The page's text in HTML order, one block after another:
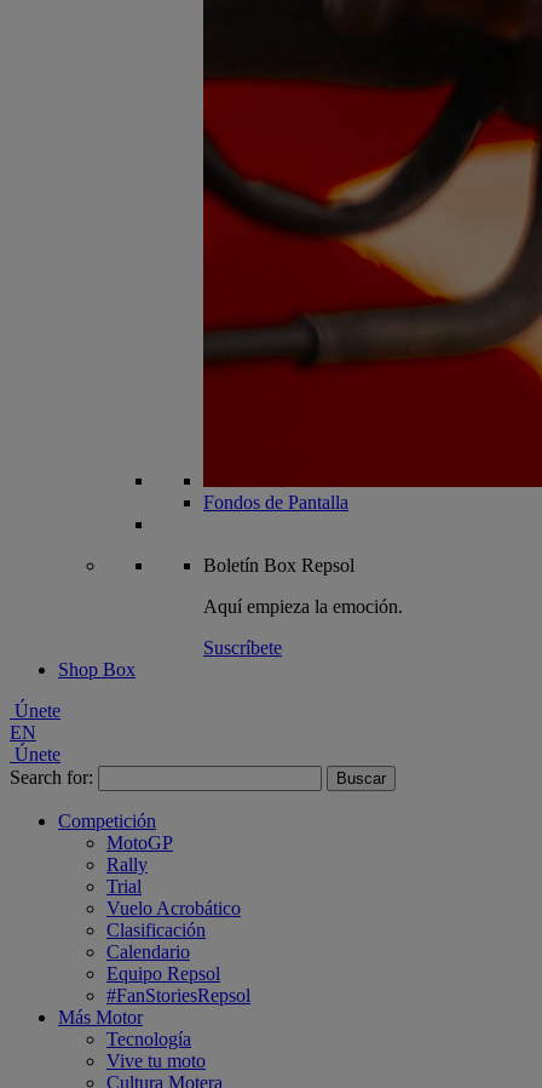
Fondos de Pantalla
Boletín Box Repsol
Aquí empieza la emoción.
Suscríbete
Shop Box
Únete
EN
Únete
Search for:
Competición
MotoGP
Rally
Trial
Vuelo Acrobático
Clasificación
Calendario
Equipo Repsol
#FanStoriesRepsol
Más Motor
Tecnología
Vive tu moto
Cultura Motera